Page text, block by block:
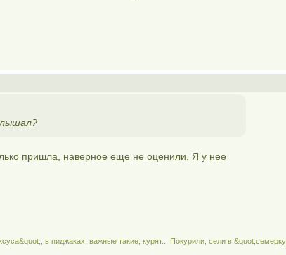
пришла, наверное еще не оценили. Я у нее
в пиджаках, важные такие, курят... Покурили, сели в